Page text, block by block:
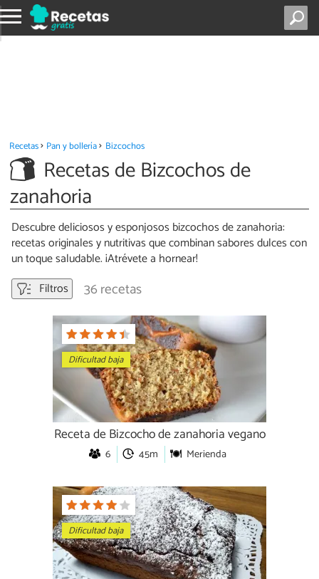
Recetas Pan y bollería Bizcochos
Recetas de Bizcochos de
zanahoria
Descubre deliciosos y esponjosos bizcochos de zanahoria:
recetas originales y nutritivas que combinan sabores dulces con
un toque saludable. ¡Atrévete a hornear!
Filtros
36 recetas
Dificultad baja
Receta de Bizcocho de zanahoria vegano
6 45m Merienda
Dificultad baja